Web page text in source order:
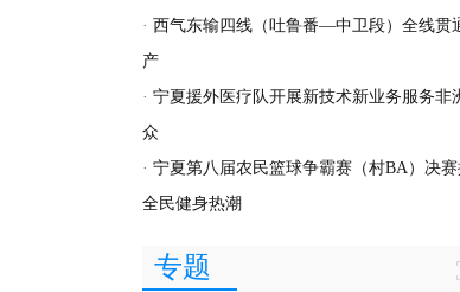
· 西气东输四线（吐鲁番—中卫段）全线贯
产
· 宁夏援外医疗队开展新技术新业务服务非
众
· 宁夏第八届农民篮球争霸赛（村BA）决赛
全民健身热潮
专题